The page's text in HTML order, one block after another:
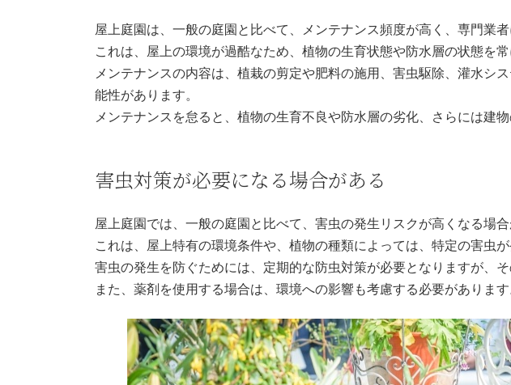
屋上庭園は、一般の庭園と比べて、メンテナンス頻度が高く、専門業
これは、屋上の環境が過酷なため、植物の生育状態や防水層の状態を
メンテナンスの内容は、植栽の剪定や肥料の施用、害虫駆除、灌水
能性があります。
メンテナンスを怠ると、植物の生育不良や防水層の劣化、さらには建
害虫対策が必要になる場合がある
屋上庭園では、一般の庭園と比べて、害虫の発生リスクが高くなる場合
これは、屋上特有の環境条件や、植物の種類によっては、特定の害虫が
害虫の発生を防ぐためには、定期的な防虫対策が必要となりますが、そ
また、薬剤を使用する場合は、環境への影響も考慮する必要があります